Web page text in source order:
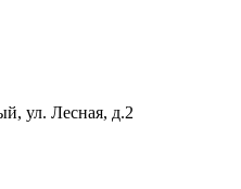
ул. Лесная, д.2